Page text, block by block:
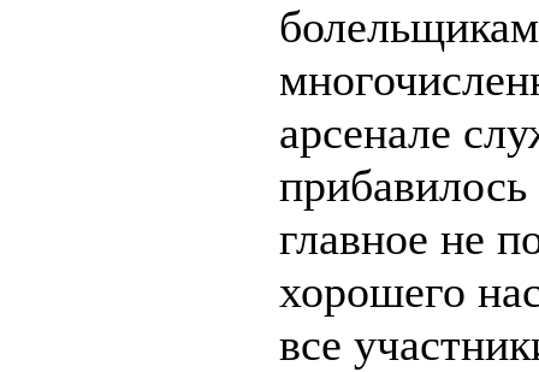
арсенале
главное не
хорошего
все